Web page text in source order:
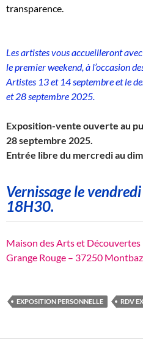
transparence.
Les artistes vous accueilleront
le premier weekend, à l’occasion
Artistes 13 et 14 septembre et le
et 28 septembre 2025.
Exposition-vente ouverte au
28 septembre 2025.
Entrée libre du mercredi au
Vernissage le
18H30.
Maison des Arts et Découvertes
Grange Rouge – 37250
EXPOSITION PERSONNELLE RDV